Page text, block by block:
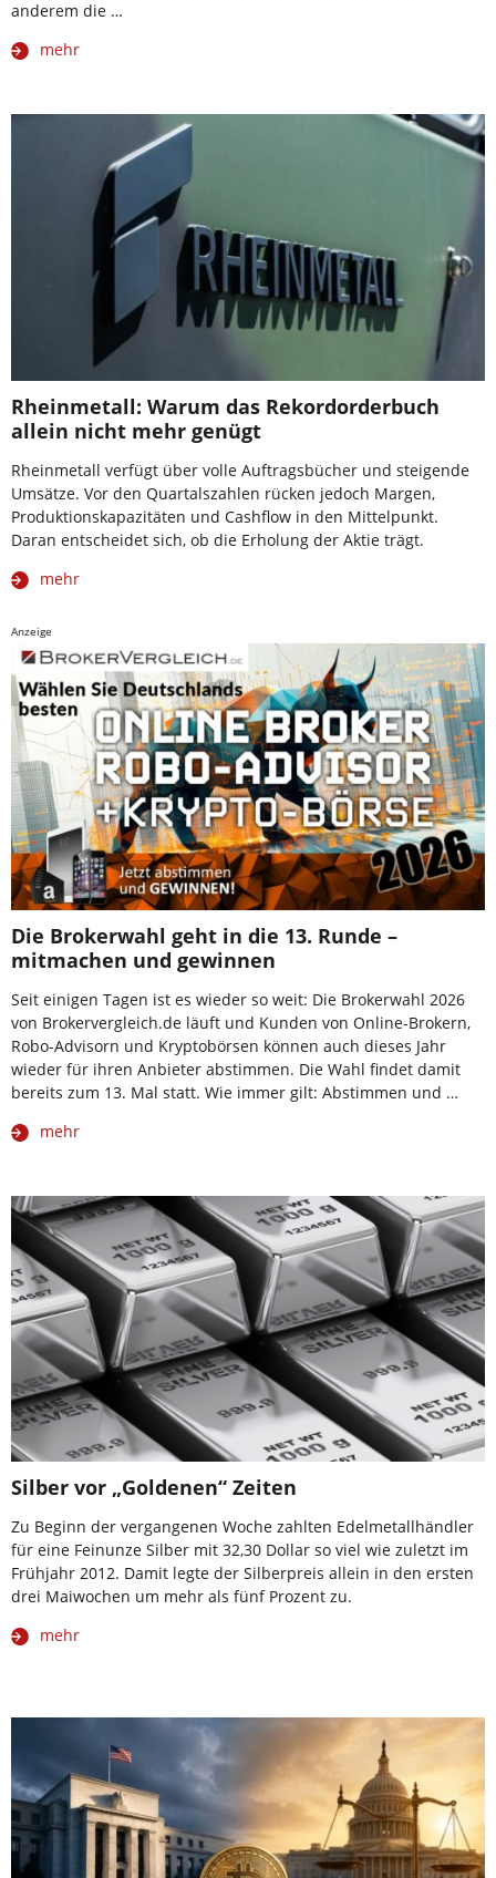
anderem die …
mehr
Rheinmetall: Warum das Rekordorderbuch
allein nicht mehr genügt
Rheinmetall verfügt über volle Auftragsbücher und steigende
Umsätze. Vor den Quartalszahlen rücken jedoch Margen,
Produktionskapazitäten und Cashflow in den Mittelpunkt.
Daran entscheidet sich, ob die Erholung der Aktie trägt.
mehr
Anzeige
Die Brokerwahl geht in die 13. Runde –
mitmachen und gewinnen
Seit einigen Tagen ist es wieder so weit: Die Brokerwahl 2026
von Brokervergleich.de läuft und Kunden von Online-Brokern,
Robo-Advisorn und Kryptobörsen können auch dieses Jahr
wieder für ihren Anbieter abstimmen. Die Wahl findet damit
bereits zum 13. Mal statt. Wie immer gilt: Abstimmen und …
mehr
Silber vor „Goldenen“ Zeiten
Zu Beginn der vergangenen Woche zahlten Edelmetallhändler
für eine Feinunze Silber mit 32,30 Dollar so viel wie zuletzt im
Frühjahr 2012. Damit legte der Silberpreis allein in den ersten
drei Maiwochen um mehr als fünf Prozent zu.
mehr